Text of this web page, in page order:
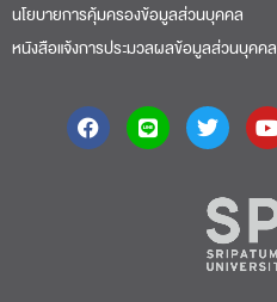
นโยบายการคุ้มครองข้อมูลส่วนบุคคล
หนังสือแจ้งการประมวลผลข้อมูลส่วนบุคคล